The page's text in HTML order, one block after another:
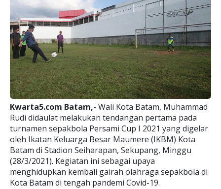
Kwarta5.com Batam,- Wali Kota Batam, Muhammad
Rudi didaulat melakukan tendangan pertama pada
turnamen sepakbola Persami Cup I 2021 yang digelar
oleh Ikatan Keluarga Besar Maumere (IKBM) Kota
Batam di Stadion Seiharapan, Sekupang, Minggu
(28/3/2021). Kegiatan ini sebagai upaya
menghidupkan kembali gairah olahraga sepakbola di
Kota Batam di tengah pandemi Covid-19.